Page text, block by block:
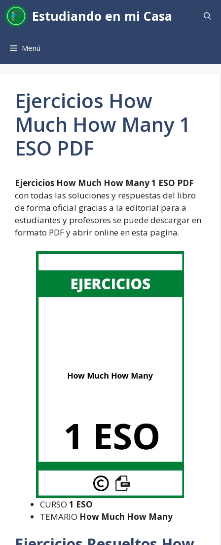
Saltar
al
contenido
Estudiando en mi Casa
Menú
Ejercicios How
Much How Many 1
ESO PDF
Ejercicios How Much How Many 1 ESO PDF
con todas las soluciones y respuestas del libro
de forma oficial gracias a la editorial para a
estudiantes y profesores se puede descargar en
formato PDF y abrir online en esta pagina.
CURSO 1 ESO
TEMARIO How Much How Many